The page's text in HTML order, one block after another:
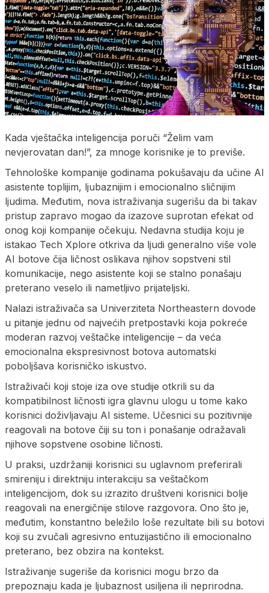
Kada vještačka inteligencija poruči “Želim vam
nevjerovatan dan!”, za mnoge korisnike je to previše.
Tehnološke kompanije godinama pokušavaju da učine AI
asistente toplijim, ljubaznijim i emocionalno sličnijim
ljudima. Međutim, nova istraživanja sugerišu da bi takav
pristup zapravo mogao da izazove suprotan efekat od
onog koji kompanije očekuju. Nedavna studija koju je
istakao Tech Xplore otkriva da ljudi generalno više vole
AI botove čija ličnost oslikava njihov sopstveni stil
komunikacije, nego asistente koji se stalno ponašaju
preterano veselo ili nametljivo prijateljski.
Nalazi istraživača sa Univerziteta Northeastern dovode
u pitanje jednu od najvećih pretpostavki koja pokreće
moderan razvoj veštačke inteligencije – da veća
emocionalna ekspresivnost botova automatski
poboljšava korisničko iskustvo.
Istraživači koji stoje iza ove studije otkrili su da
kompatibilnost ličnosti igra glavnu ulogu u tome kako
korisnici doživljavaju AI sisteme. Učesnici su pozitivnije
reagovali na botove čiji su ton i ponašanje odražavali
njihove sopstvene osobine ličnosti.
U praksi, uzdržaniji korisnici su uglavnom preferirali
smireniju i direktniju interakciju sa veštačkom
inteligencijom, dok su izrazito društveni korisnici bolje
reagovali na energičnije stilove razgovora. Ono što je,
međutim, konstantno beležilo loše rezultate bili su botovi
koji su zvučali agresivno entuzijastično ili emocionalno
preterano, bez obzira na kontekst.
Istraživanje sugeriše da korisnici mogu brzo da
prepoznaju kada je ljubaznost usiljena ili neprirodna.